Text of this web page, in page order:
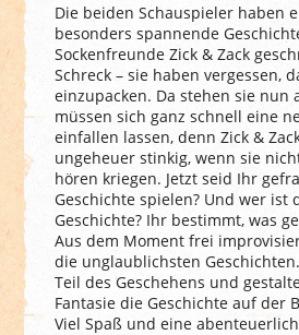
Die beiden Schauspieler haben
besonders spannende
Sockenfreunde Zick & Zack
Schreck – sie haben vergessen,
einzupacken. Da stehen sie nun
müssen sich ganz schnell eine
einfallen lassen, denn Zick &
ungeheuer stinkig, wenn sie
hören kriegen. Jetzt seid Ihr
Geschichte spielen? Und wer ist
Geschichte? Ihr bestimmt, was
Aus dem Moment frei
die unglaublichsten
Teil des Geschehens und
Fantasie die Geschichte auf der
Viel Spaß und eine